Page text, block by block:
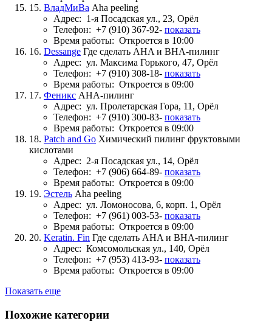
15. ВладМиВа Aha peeling
Адрес: 1-я Посадская ул., 23, Орёл
Телефон: +7 (910) 367-92- показать
Время работы: Откроется в 10:00
16. Dessange Где сделать AHA и BHA-пилинг
Адрес: ул. Максима Горького, 47, Орёл
Телефон: +7 (910) 308-18- показать
Время работы: Откроется в 09:00
17. Феникс AHA-пилинг
Адрес: ул. Пролетарская Гора, 11, Орёл
Телефон: +7 (910) 300-83- показать
Время работы: Откроется в 09:00
18. Patch and Go Химический пилинг фруктовыми
кислотами
Адрес: 2-я Посадская ул., 14, Орёл
Телефон: +7 (906) 664-89- показать
Время работы: Откроется в 09:00
19. Эстель Aha peeling
Адрес: ул. Ломоносова, 6, корп. 1, Орёл
Телефон: +7 (961) 003-53- показать
Время работы: Откроется в 09:00
20. Keratin. Fin Где сделать AHA и BHA-пилинг
Адрес: Комсомольская ул., 140, Орёл
Телефон: +7 (953) 413-93- показать
Время работы: Откроется в 09:00
Показать еще
Похожие категории